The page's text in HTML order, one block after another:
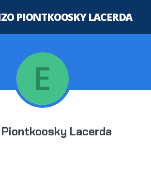
PIONTKOOSKY LACERDA
Piontkoosky Lacerda